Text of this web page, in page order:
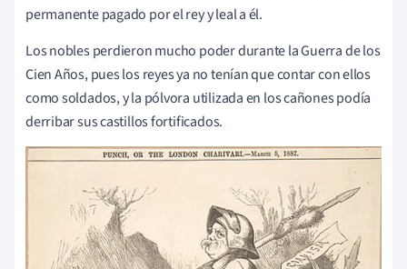
permanente pagado por el rey y leal a él.
Los nobles perdieron mucho poder durante la Guerra de los
Cien Años, pues los reyes ya no tenían que contar con ellos
como soldados, y la pólvora utilizada en los cañones podía
derribar sus castillos fortificados.